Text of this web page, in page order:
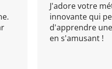
J'adore votre
innovante qui
d'apprendre
en s'amusant !